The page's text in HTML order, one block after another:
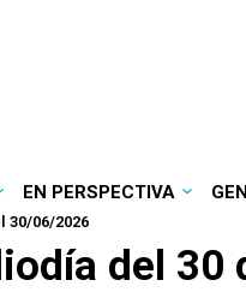
EN PERSPECTIVA
30/06/2026
del 30